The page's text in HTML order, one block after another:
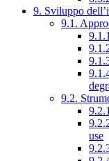
9. Sviluppo
9.1.
9.2.
use